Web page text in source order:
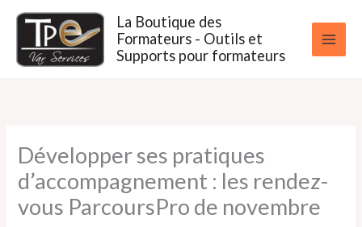
contenu
La Boutique des
Formateurs - Outils et
Supports pour formateurs
Développer ses pratiques
d’accompagnement : les rendez-
vous ParcoursPro de novembre